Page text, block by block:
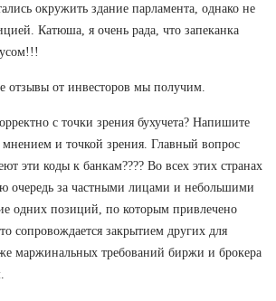
окружить здание парламента, однако не
Катюша, я очень рада, что запеканка
от инвесторов мы получим.
с точки зрения бухучета? Напишите
мнением и точкой зрения. Главный вопрос
эти коды к банкам???? Во всех этих странах
очередь за частными лицами и небольшими
одних позиций, по которым привлечено
сопровождается закрытием других для
маржинальных требований биржи и брокера